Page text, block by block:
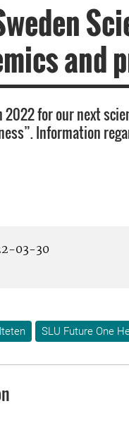
and
2022 for our next
Information
03-30
SLU Future One